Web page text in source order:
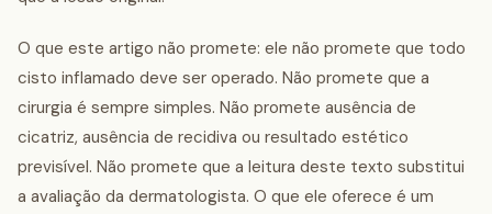
O que este artigo não promete: ele não promete que todo
cisto inflamado deve ser operado. Não promete que a
cirurgia é sempre simples. Não promete ausência de
cicatriz, ausência de recidiva ou resultado estético
previsível. Não promete que a leitura deste texto substitui
a avaliação da dermatologista. O que ele oferece é um